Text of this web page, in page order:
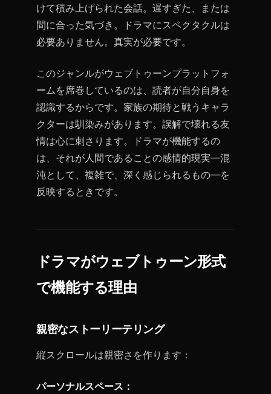
けて積み上げられた会話。遅すぎた、または
間に合った気づき。ドラマにスペクタクルは
必要ありません。真実が必要です。
このジャンルがウェブトゥーンプラットフォ
ームを席巻しているのは、読者が自分自身を
認識するからです。家族の期待と戦うキャラ
クターは馴染みがあります。誤解で壊れる友
情は心に刺さります。ドラマが機能するの
は、それが人間であることの感情的現実—混
沌として、複雑で、深く感じられるもの—を
反映するときです。
ドラマがウェブトゥーン形式
で機能する理由
親密なストーリーテリング
縦スクロールは親密さを作ります：
パーソナルスペース：